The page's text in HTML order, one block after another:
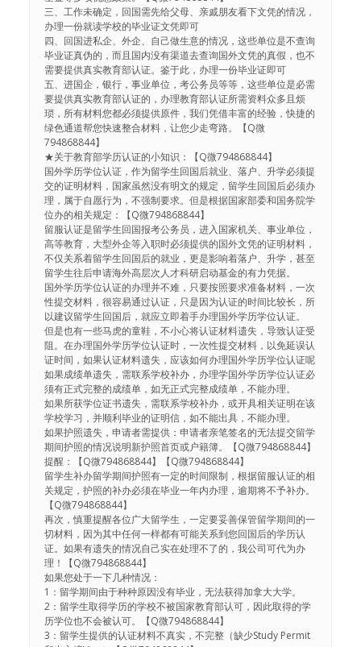
三、工作未确定，回国需先给父母、亲戚朋友看下文凭的情况，
办理一份就读学校的毕业证文凭即可
四、回国进私企、外企、自己做生意的情况，这些单位是不查询
毕业证真伪的，而且国内没有渠道去查询国外文凭的真假，也不
需要提供真实教育部认证。鉴于此，办理一份毕业证即可
五、进国企，银行，事业单位，考公务员等等，这些单位是必需
要提供真实教育部认证的，办理教育部认证所需资料众多且烦
琐，所有材料您都必须提供原件，我们凭借丰富的经验，快捷的
绿色通道帮您快速整合材料，让您少走弯路。【Q微
794868844】
★关于教育部学历认证的小知识：【Q微794868844】
国外学历学位认证，作为留学生回国后就业、落户、升学必须提
交的证明材料，国家虽然没有明文的规定，留学生回国后必须办
理，属于自愿行为，不强制要求。但是根据国家部委和国务院学
位办的相关规定：【Q微794868844】
留服认证是留学生回国报考公务员，进入国家机关、事业单位，
高等教育，大型外企等入职时必须提供的国外文凭的证明材料，
不仅关系着留学生回国后的就业，更是影响着落户、升学，甚至
留学生往后申请海外高层次人才科研启动基金的有力凭据。
国外学历学位认证的办理并不难，只要按照要求准备材料，一次
性提交材料，很容易通过认证，只是因为认证的时间比较长，所
以建议留学生回国后，就应立即着手办理国外学历学位认证。
但是也有一些马虎的童鞋，不小心将认证材料遗失，导致认证受
阻。在办理国外学历学位认证时，一次性提交材料，以免延误认
证时间，如果认证材料遗失，应该如何办理国外学历学位认证呢
如果成绩单遗失，需联系学校补办，办理学国外学历学位认证必
须有正式完整的成绩单，如无正式完整成绩单，不能办理。
如果所获学位证书遗失，需联系学校补办，或开具相关证明在该
学校学习，并顺利毕业的证明信，如不能出具，不能办理。
如果护照遗失，申请者需提供：申请者亲笔签名的无法提交留学
期间护照的情况说明新护照首页或户籍簿。【Q微794868844】
提醒：【Q微794868844】【Q微794868844】
留学生补办留学期间护照有一定的时间限制，根据留服认证的相
关规定，护照的补办必须在毕业一年内办理，逾期将不予补办。
【Q微794868844】
再次，慎重提醒各位广大留学生，一定要妥善保管留学期间的一
切材料，因为其中任何一样都有可能关系到您回国后的学历认
证。如果有遗失的情况自己实在处理不了的，我公司可代为办
理！【Q微794868844】
如果您处于一下几种情况：
1：留学期间由于种种原因没有毕业，无法获得加拿大大学。
2：留学生取得学历的学校不被国家教育部认可，因此取得的学
历学位也不会被认可。【Q微794868844】
3：留学生提供的认证材料不真实，不完整（缺少Study Permit